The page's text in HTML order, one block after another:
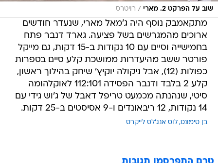
שוב על הפרקט 2. מארי / רויטרס
מתקאמבק נוסף היה ג'מאל מארי, שנעדר חודשים
ארוכים מהמגרשים בשל פציעה. גארד דנבר פתח
בחמישייה וסיים עם 10 נקודות ב-15 דקות, גם מייקל
פורטר ששב מהיעדרות ממושכת קלע סיים בספרות
כפולות (12), אבל ניקולה יוקיץ' שיחק בהילוך ראשון,
קלע 2 בלבד ודנבר הפסידה 112:101 לאוקלהומה
סיטי, שנהנתה מכמעט טריפל דאבל של ג'וש גידי עם
14 נקודות, 12 ריבאונדים ו-9 אסיסטים ב-25 דקות.
בן סימונס לוס אנג'לס לייקרס